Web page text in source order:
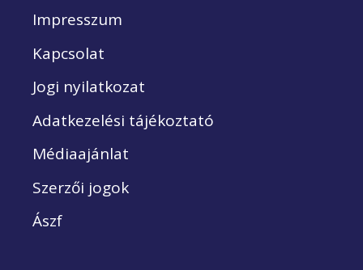
Impresszum
Kapcsolat
Jogi nyilatkozat
Adatkezelési tájékoztató
Médiaajánlat
Szerzői jogok
Ászf